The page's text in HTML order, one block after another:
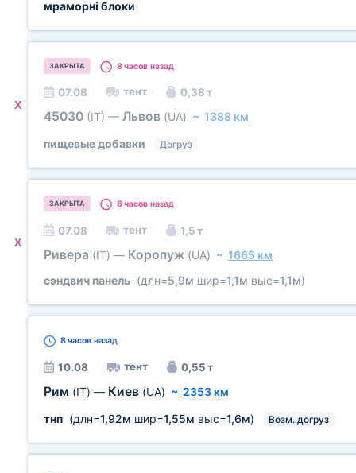
мраморні блоки
X
ЗАКРЫТА 8 часов назад
07.08 тент 0,38 т
45030 (IT) — Львов (UA) ~ 1388 км
пищевые добавки
Догруз
X
ЗАКРЫТА 8 часов назад
07.08 тент 1,5 т
Ривера (IT) — Коропуж (UA) ~ 1665 км
сэндвич панель (длн=5,9м шир=1,1м выс=1,1м)
8 часов назад
10.08 тент 0,55 т
Рим (IT) — Киев (UA) ~ 2353 км
тнп (длн=1,92м шир=1,55м выс=1,6м) Возм. догруз